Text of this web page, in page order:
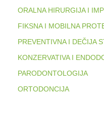
ORALNA HIRURGIJA I
FIKSNA I MOBILNA
PREVENTIVNA I DEČIJA
KONZERVATIVA I
PARODONTOLOGIJA
ORTODONCIJA